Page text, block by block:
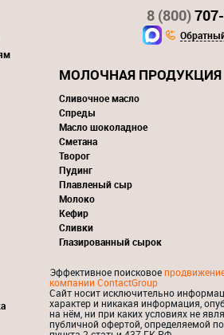
8 (800)
МОЛОЧНАЯ ПРОДУКЦИЯ
Сливочное масло
Спреды
Масло шоколадное
Сметана
Творог
Пудинг
Плавленый сыр
Молоко
Кефир
Сливки
Глазированный сырок
Эффективное поисковое
компании ContactGroup
Сайт носит исключительно
характер и никакая информация,
на нём, ни при каких условиях не
публичной офертой, определяемой